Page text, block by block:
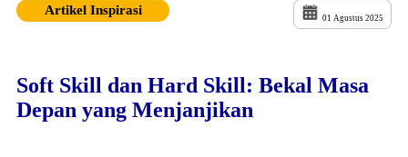
Artikel Inspirasi
01 Agustus 2025
Soft Skill dan Hard Skill: Bekal Masa
Depan yang Menjanjikan